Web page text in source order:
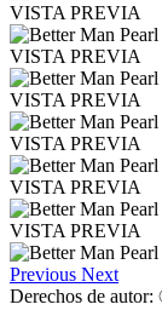
VISTA PREVIA
VISTA PREVIA
VISTA PREVIA
VISTA PREVIA
VISTA PREVIA
VISTA PREVIA
Previous Next
Derechos de